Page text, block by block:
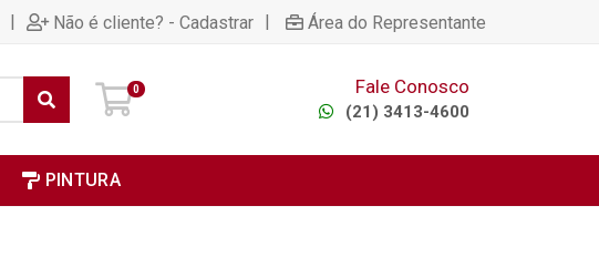
| Não é cliente? - Cadastrar | Área do Representante
0 Fale Conosco
(21) 3413-4600
PINTURA